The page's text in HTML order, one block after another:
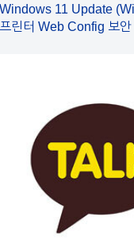
Windows 11 Update
프린터 Web Config 보안